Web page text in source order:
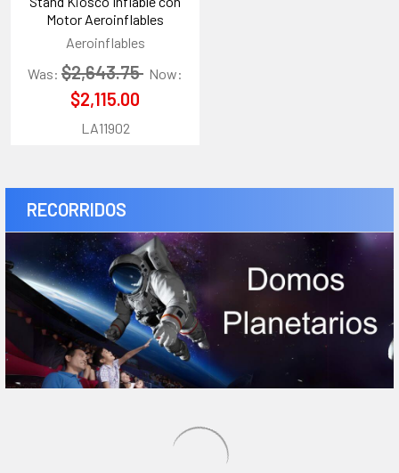
Motor Aeroinflables
Aeroinflables
Was: $2,643.75 Now:
$2,115.00
LA11902
RECORRIDOS